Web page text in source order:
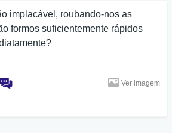
implacável, roubando-nos as
formos suficientemente rápidos
Ver imagem